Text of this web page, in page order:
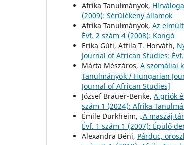
Afrika Tanulmányok,
(2009): Sérülékeny államok
Afrika Tanulmányok, Az
Évf. 2 szám 4 (2008): Kongó
Erika Gúti, Attila T. Horváth,
Journal of African Studies:
Márta Mészáros, A szomáliai
Tanulmányok / Hungarian
Journal of African Studies]
József Brauer-Benke, A griók
szám 1 (2024): Afrika
Émile Durkheim, „A maszáj
Évf. 1 szám 1 (2007): Épülő
Alexandra Béni, Párduc,